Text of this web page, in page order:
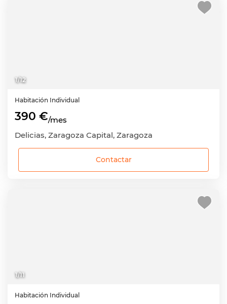
1/12
Habitación Individual
390 €/mes
Delicias, Zaragoza Capital, Zaragoza
Contactar
1/11
Habitación Individual